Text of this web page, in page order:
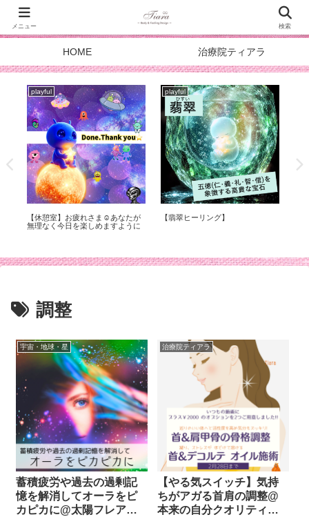
HOME 治療院ティアラ
playful
【休憩室】お疲れさま☺︎あなたが
無理なく今日を楽しめますように
playful
【翡翠ヒーリング】
調整
宇宙・地球・星
蓄積疲労や過去の過剰記
憶を解消してオーラをピ
カピカに@太陽フレアの
治療院ティアラ
【やる気スイッチ】気持
ちがアガる首肩の調整@
本来の自分クオリティを
メニュー 検索